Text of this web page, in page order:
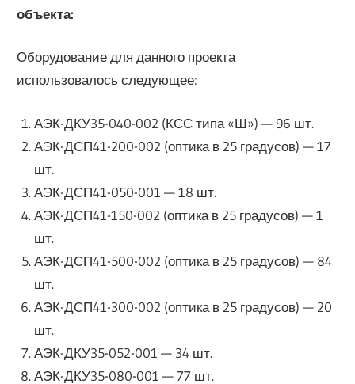
объекта:
Оборудование для данного проекта
использовалось следующее:
АЭК-ДКУ35-040-002 (КСС типа «Ш») — 96 шт.
АЭК-ДСП41-200-002 (оптика в 25 градусов) — 17
шт.
АЭК-ДСП41-050-001 — 18 шт.
АЭК-ДСП41-150-002 (оптика в 25 градусов) — 1
шт.
АЭК-ДСП41-500-002 (оптика в 25 градусов) — 84
шт.
АЭК-ДСП41-300-002 (оптика в 25 градусов) — 20
шт.
АЭК-ДКУ35-052-001 — 34 шт.
АЭК-ДКУ35-080-001 — 77 шт.